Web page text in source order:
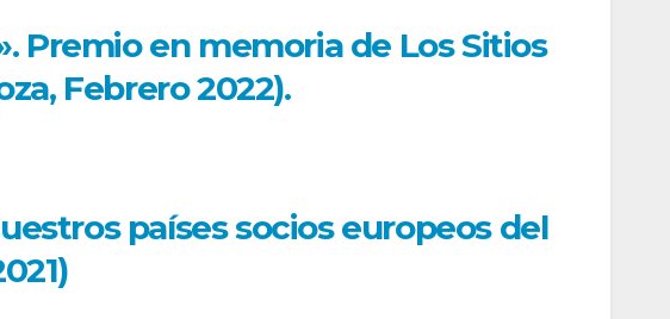
Premio en memoria de Los Sitios
Febrero 2022).
países socios europeos del